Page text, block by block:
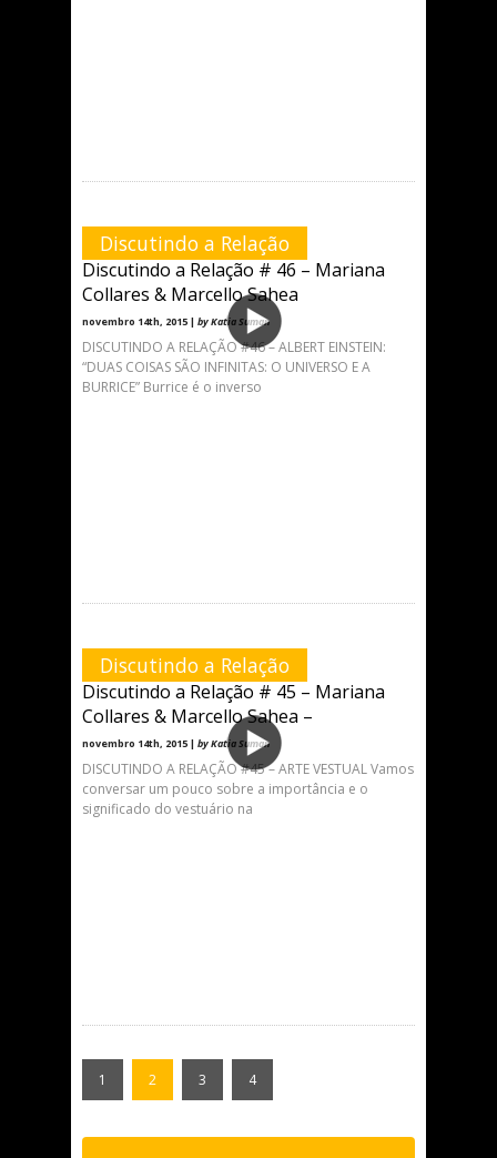
Discutindo a Relação
Discutindo a Relação # 46 – Mariana
Collares & Marcello Sahea
novembro 14th, 2015 | by Katia Suman
DISCUTINDO A RELAÇÃO #46 – ALBERT EINSTEIN:
“DUAS COISAS SÃO INFINITAS: O UNIVERSO E A
BURRICE” Burrice é o inverso
Discutindo a Relação
Discutindo a Relação # 45 – Mariana
Collares & Marcello Sahea –
novembro 14th, 2015 | by Katia Suman
DISCUTINDO A RELAÇÃO #45 – ARTE VESTUAL Vamos
conversar um pouco sobre a importância e o
significado do vestuário na
1 2 3 4